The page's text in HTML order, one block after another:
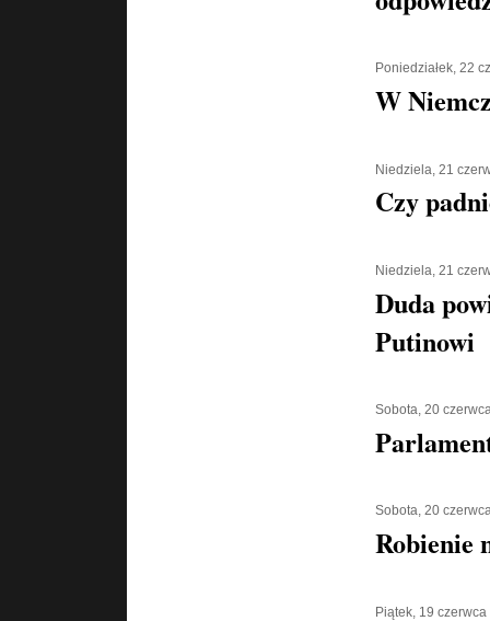
Poniedziałek, 22
W
Niedziela, 21
Czy
Niedziela, 21
Duda
Putinowi
Sobota, 20
Sobota, 20
Robienie
Piątek, 19